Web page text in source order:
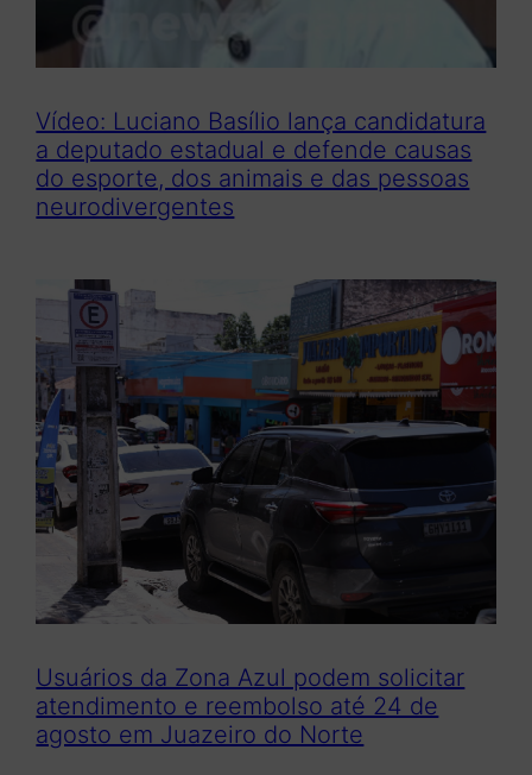
Vídeo: Luciano Basílio lança candidatura
a deputado estadual e defende causas
do esporte, dos animais e das pessoas
neurodivergentes
Usuários da Zona Azul podem solicitar
atendimento e reembolso até 24 de
agosto em Juazeiro do Norte